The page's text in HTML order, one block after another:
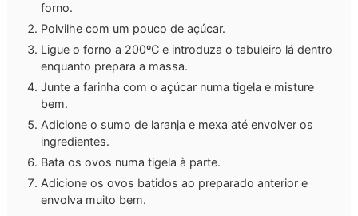
forno.
Polvilhe com um pouco de açúcar.
Ligue o forno a 200ºC e introduza o tabuleiro lá dentro
enquanto prepara a massa.
Junte a farinha com o açúcar numa tigela e misture
bem.
Adicione o sumo de laranja e mexa até envolver os
ingredientes.
Bata os ovos numa tigela à parte.
Adicione os ovos batidos ao preparado anterior e
envolva muito bem.